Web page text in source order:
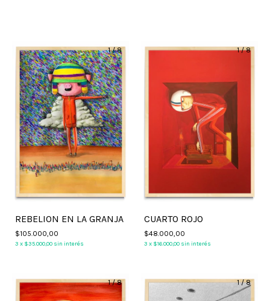
1/8
REBELION EN LA GRANJA
$105.000,00
3 x $35.000,00 sin interés
1/8
CUARTO ROJO
$48.000,00
3 x $16.000,00 sin interés
1/8 1/8